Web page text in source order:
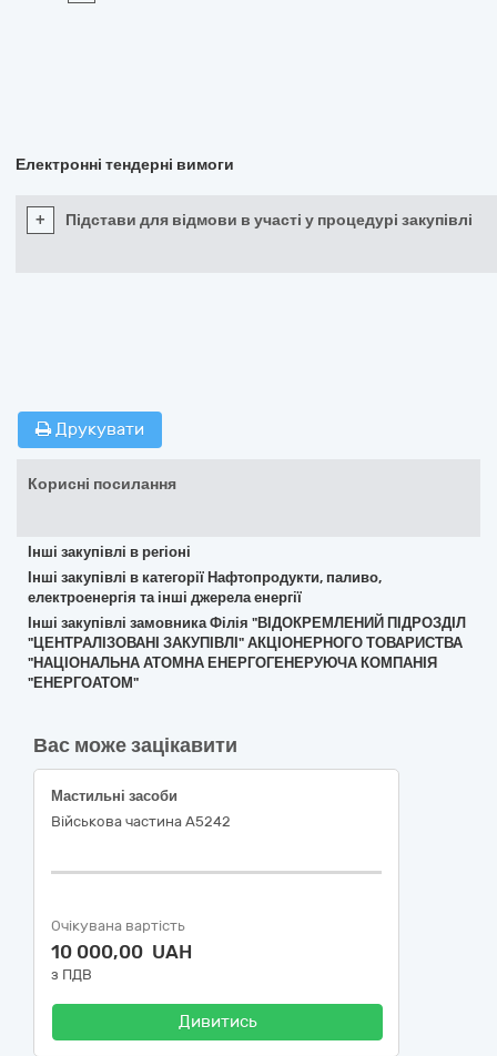
Електронні тендерні вимоги
+ Підстави для відмови в участі у процедурі закупівлі
Друкувати
Корисні посилання
Інші закупівлі в регіоні
Інші закупівлі в категорії Нафтопродукти, паливо,
електроенергія та інші джерела енергії
Інші закупівлі замовника Філія "ВІДОКРЕМЛЕНИЙ ПІДРОЗДІЛ
"ЦЕНТРАЛІЗОВАНІ ЗАКУПІВЛІ" АКЦІОНЕРНОГО ТОВАРИСТВА
"НАЦІОНАЛЬНА АТОМНА ЕНЕРГОГЕНЕРУЮЧА КОМПАНІЯ
"ЕНЕРГОАТОМ"
Вас може зацікавити
Мастильні засоби
Військова частина А5242
Очікувана вартість
10 000,00 UAH
з ПДВ
Дивитись